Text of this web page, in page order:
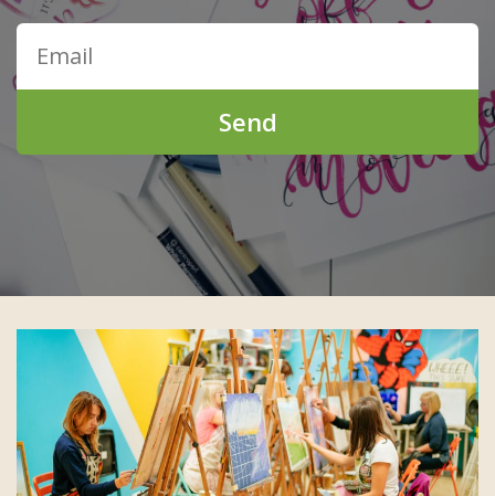
Send